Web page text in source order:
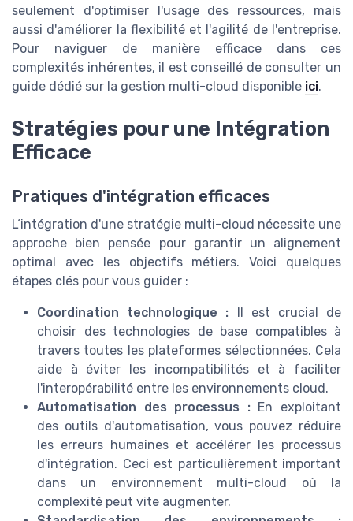
seulement d'optimiser l'usage des ressources, mais
aussi d'améliorer la flexibilité et l'agilité de l'entreprise.
Pour naviguer de manière efficace dans ces
complexités inhérentes, il est conseillé de consulter un
guide dédié sur la gestion multi-cloud disponible ici.
Stratégies pour une Intégration
Efficace
Pratiques d'intégration efficaces
L‘intégration d'une stratégie multi-cloud nécessite une
approche bien pensée pour garantir un alignement
optimal avec les objectifs métiers. Voici quelques
étapes clés pour vous guider :
Coordination technologique : Il est crucial de
choisir des technologies de base compatibles à
travers toutes les plateformes sélectionnées. Cela
aide à éviter les incompatibilités et à faciliter
l'interopérabilité entre les environnements cloud.
Automatisation des processus :En exploitant
des outils d'automatisation, vous pouvez réduire
les erreurs humaines et accélérer les processus
d'intégration. Ceci est particulièrement important
dans un environnement multi-cloud où la
complexité peut vite augmenter.